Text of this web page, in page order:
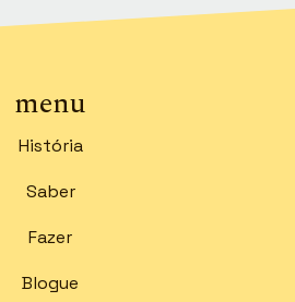
menu
História
Saber
Fazer
Blogue